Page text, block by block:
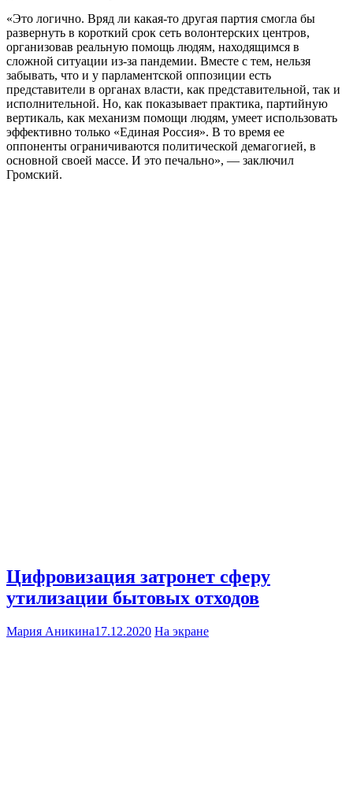
«Это логично. Вряд ли какая-то другая партия смогла бы
развернуть в короткий срок сеть волонтерских центров,
организовав реальную помощь людям, находящимся в
сложной ситуации из-за пандемии. Вместе с тем, нельзя
забывать, что и у парламентской оппозиции есть
представители в органах власти, как представительной, так и
исполнительной. Но, как показывает практика, партийную
вертикаль, как механизм помощи людям, умеет использовать
эффективно только «Единая Россия». В то время ее
оппоненты ограничиваются политической демагогией, в
основной своей массе. И это печально», — заключил
Громский.
Цифровизация затронет сферу
утилизации бытовых отходов
Мария Аникина17.12.2020 На экране